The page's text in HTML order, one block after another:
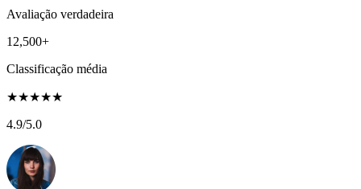
Avaliação verdadeira
12,500+
Classificação média
★★★★★
4.9/5.0